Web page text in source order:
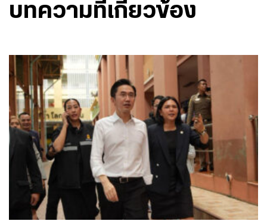
บทความที่เกี่ยวข้อง